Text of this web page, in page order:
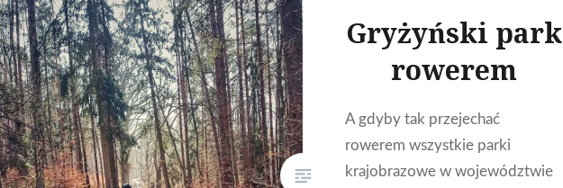
Gryżyński park
rowerem
A gdyby tak przejechać
rowerem wszystkie parki
krajobrazowe w województwie